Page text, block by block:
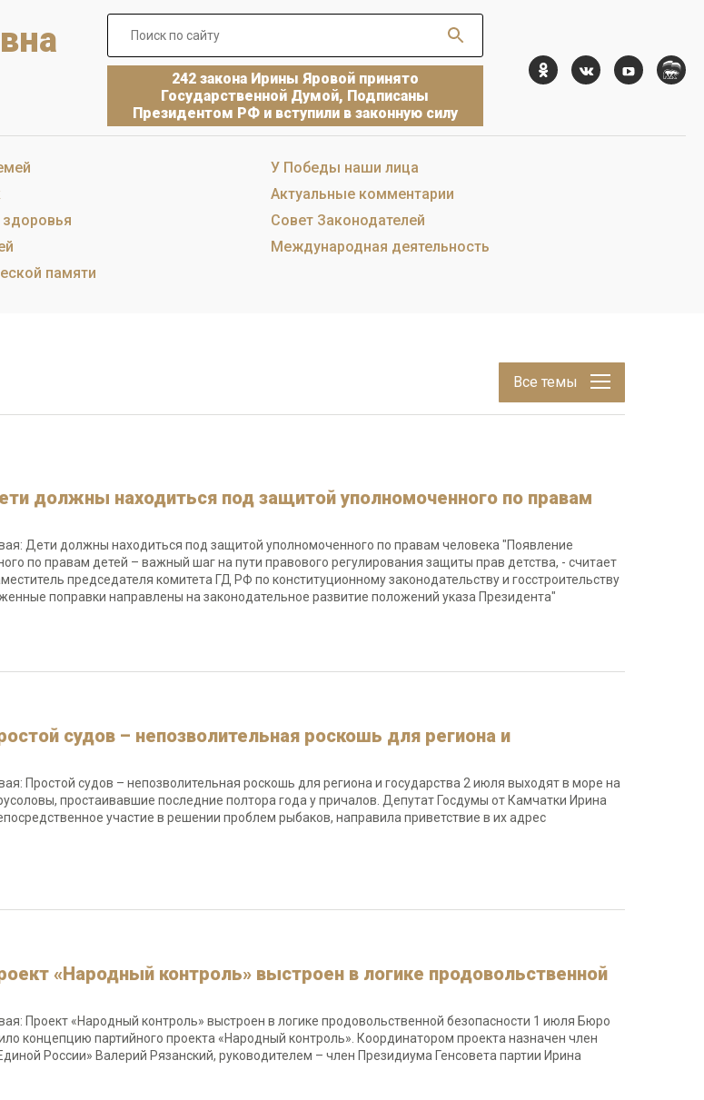
242 закона Ирины Яровой принято
Государственной Думой, Подписаны
Президентом РФ и вступили в законную силу
памяти
У Победы наши лица
Актуальные комментарии
Совет Законодателей
Международная деятельность
Все темы
должны находиться под защитой уполномоченного по правам
Дети должны находиться под защитой уполномоченного по правам человека "Появление
по правам детей – важный шаг на пути правового регулирования защиты прав детства, - считает
председателя комитета ГД РФ по конституционному законодательству и госстроительству
поправки направлены на законодательное развитие положений указа Президента"
судов – непозволительная роскошь для региона и
Простой судов – непозволительная роскошь для региона и государства 2 июля выходят в море на
простаивавшие последние полтора года у причалов. Депутат Госдумы от Камчатки Ирина
участие в решении проблем рыбаков, направила приветствие в их адрес
«Народный контроль» выстроен в логике продовольственной
Проект «Народный контроль» выстроен в логике продовольственной безопасности 1 июля Бюро
концепцию партийного проекта «Народный контроль». Координатором проекта назначен член
России» Валерий Рязанский, руководителем – член Президиума Генсовета партии Ирина